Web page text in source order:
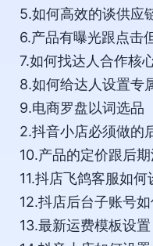
5.如何高效的谈供应
6.产品有曝光跟点击
7.如何找达人合作核
8.如何给达人设置专
9.电商罗盘以词选品
2.抖音小店必须做的
10.产品的定价跟后
11.抖店飞鸽客服如何
12.抖店后台子账号
13.最新运费模板设置